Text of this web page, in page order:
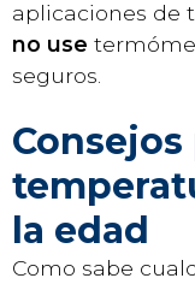
aplicaciones de
no use
seguros.
la edad
Como sabe